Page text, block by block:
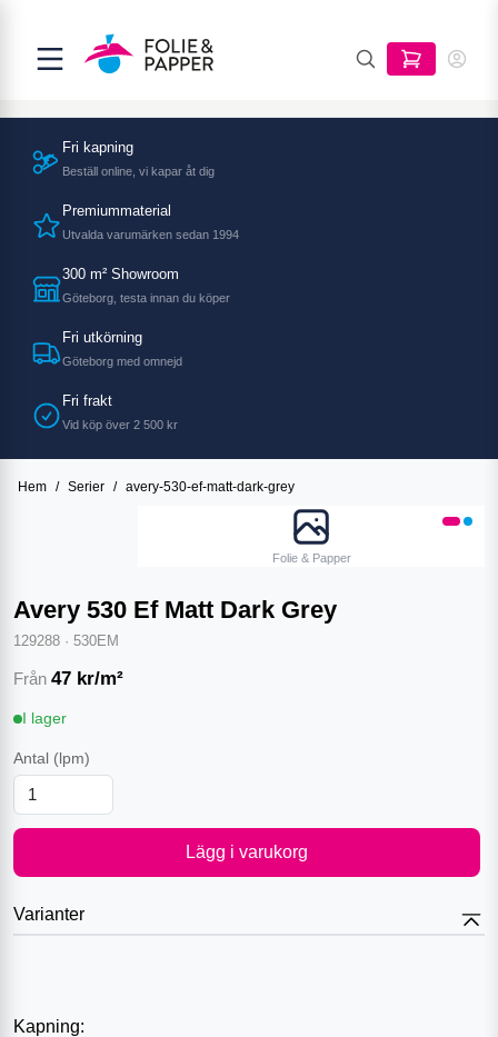
Fri kapning
Beställ online, vi kapar åt dig
Premiummaterial
Utvalda varumärken sedan 1994
300 m² Showroom
Göteborg, testa innan du köper
Fri utkörning
Göteborg med omnejd
Fri frakt
Vid köp över 2 500 kr
Hem / Serier / avery-530-ef-matt-dark-grey
Folie & Papper
Avery 530 Ef Matt Dark Grey
129288 · 530EM
Från 47 kr/m²
I lager
Antal (lpm)
Lägg i varukorg
Varianter
Kapning: